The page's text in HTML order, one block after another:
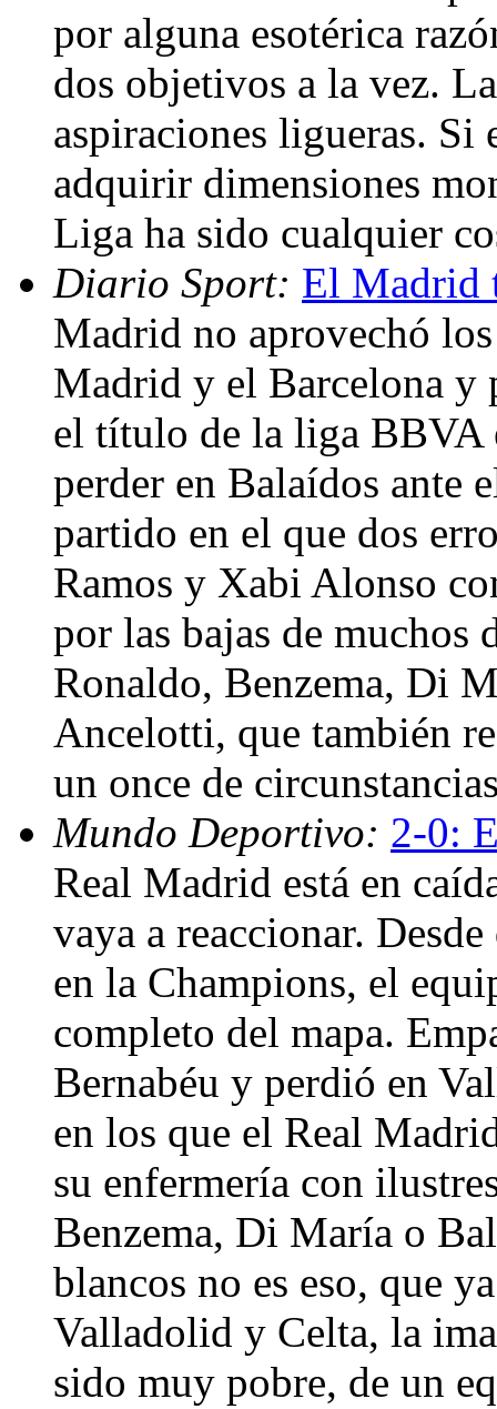
por alguna esotérica
dos objetivos a la vez.
aspiraciones ligueras.
adquirir dimensiones
Liga ha sido cualquier
Diario Sport: El Madrid
Madrid no aprovechó
Madrid y el Barcelona y
el título de la liga BBVA
perder en Balaídos ante
partido en el que dos
Ramos y Xabi Alonso
por las bajas de muchos
Ronaldo, Benzema, Di
Ancelotti, que también
un once de
Mundo Deportivo: 2-0:
Real Madrid está en
vaya a reaccionar.
en la Champions, el
completo del mapa.
Bernabéu y perdió en
en los que el Real
su enfermería con
Benzema, Di María o
blancos no es eso, que
Valladolid y Celta, la
sido muy pobre, de un